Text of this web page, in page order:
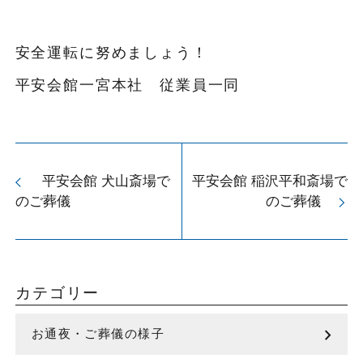
安全運転に努めましょう！
平安会館一宮本社 従業員一同
arrow_back_ios
平安会館 犬山斎場で
のご葬儀
平安会館 稲沢平和斎場で
のご葬儀
arrow_forward_ios
カテゴリー
お通夜・ご葬儀の様子 chevron_right